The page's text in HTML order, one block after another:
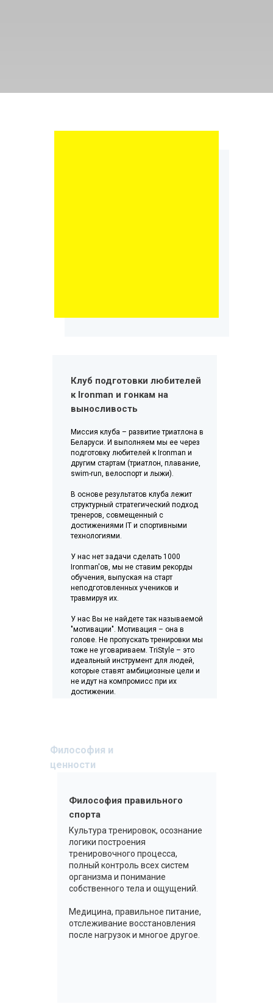
Клуб подготовки любителей
к Ironman и гонкам на
выносливость
Миссия клуба – развитие триатлона в
Беларуси. И выполняем мы ее через
подготовку любителей к Ironman и
другим стартам (триатлон, плавание,
swim-run, велоспорт и лыжи).
В основе результатов клуба лежит
структурный стратегический подход
тренеров, совмещенный с
достижениями IT и спортивными
технологиями.
У нас нет задачи сделать 1000
Ironman'ов, мы не ставим рекорды
обучения, выпуская на старт
неподготовленных учеников и
травмируя их.
У нас Вы не найдете так называемой
"мотивации". Мотивация – она в
голове. Не пропускать тренировки мы
тоже не уговариваем. TriStyle – это
идеальный инструмент для людей,
которые ставят амбициозные цели и
не идут на компромисс при их
достижении.
Философия и
ценности
Философия правильного
спорта
Культура тренировок, осознание
логики построения
тренировочного процесса,
полный контроль всех систем
организма и понимание
собственного тела и ощущений.
Медицина, правильное питание,
отслеживание восстановления
после нагрузок и многое другое.